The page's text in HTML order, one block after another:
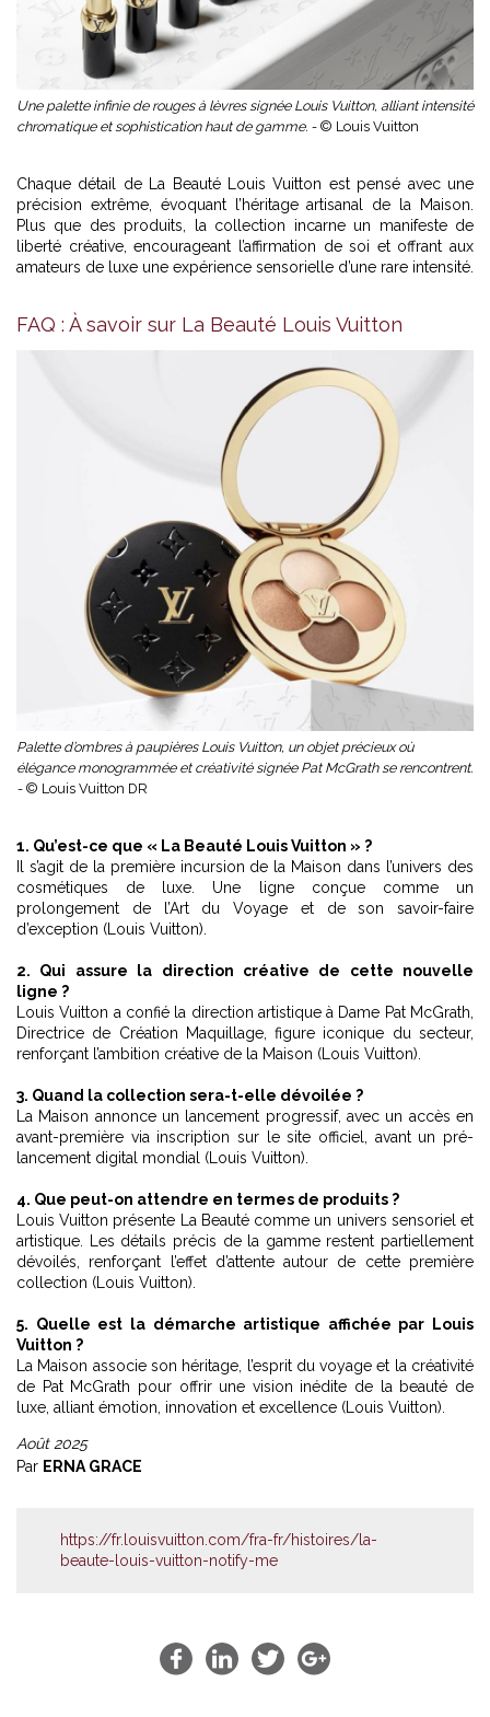
Une palette infinie de rouges à lèvres signée Louis Vuitton, alliant intensité
chromatique et sophistication haut de gamme. - © Louis Vuitton
Chaque détail de La Beauté Louis Vuitton est pensé avec une
précision extrême, évoquant l’héritage artisanal de la Maison.
Plus que des produits, la collection incarne un manifeste de
liberté créative, encourageant l’affirmation de soi et offrant aux
amateurs de luxe une expérience sensorielle d’une rare intensité.
FAQ : À savoir sur La Beauté Louis Vuitton
Palette d’ombres à paupières Louis Vuitton, un objet précieux où
élégance monogrammée et créativité signée Pat McGrath se rencontrent.
- © Louis Vuitton DR
1. Qu’est-ce que « La Beauté Louis Vuitton » ?
Il s’agit de la première incursion de la Maison dans l’univers des
cosmétiques de luxe. Une ligne conçue comme un
prolongement de l’Art du Voyage et de son savoir-faire
d’exception (Louis Vuitton).
2. Qui assure la direction créative de cette nouvelle
ligne ?
Louis Vuitton a confié la direction artistique à Dame Pat McGrath,
Directrice de Création Maquillage, figure iconique du secteur,
renforçant l’ambition créative de la Maison (Louis Vuitton).
3. Quand la collection sera-t-elle dévoilée ?
La Maison annonce un lancement progressif, avec un accès en
avant-première via inscription sur le site officiel, avant un pré-
lancement digital mondial (Louis Vuitton).
4. Que peut-on attendre en termes de produits ?
Louis Vuitton présente La Beauté comme un univers sensoriel et
artistique. Les détails précis de la gamme restent partiellement
dévoilés, renforçant l’effet d’attente autour de cette première
collection (Louis Vuitton).
5. Quelle est la démarche artistique affichée par Louis
Vuitton ?
La Maison associe son héritage, l’esprit du voyage et la créativité
de Pat McGrath pour offrir une vision inédite de la beauté de
luxe, alliant émotion, innovation et excellence (Louis Vuitton).
Août 2025
Par ERNA GRACE
https://fr.louisvuitton.com/fra-fr/histoires/la-
beaute-louis-vuitton-notify-me